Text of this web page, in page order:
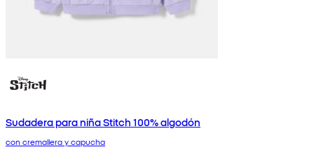
Sudadera para niña Stitch 100% algodón
con cremallera y capucha